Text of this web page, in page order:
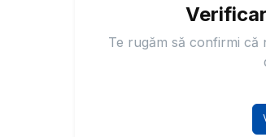
Te rugăm să confirmi că